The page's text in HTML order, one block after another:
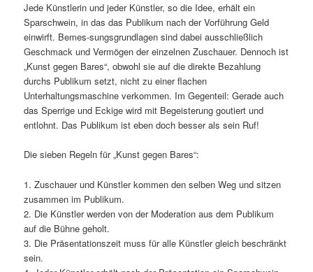
Jede Künstlerin und jeder Künstler, so die Idee, erhält ein
Sparschwein, in das das Publikum nach der Vorführung Geld
einwirft. Bemes-sungsgrundlagen sind dabei ausschließlich
Geschmack und Vermögen der einzelnen Zuschauer. Dennoch ist
„Kunst gegen Bares“, obwohl sie auf die direkte Bezahlung
durchs Publikum setzt, nicht zu einer flachen
Unterhaltungsmaschine verkommen. Im Gegenteil: Gerade auch
das Sperrige und Eckige wird mit Begeisterung goutiert und
entlohnt. Das Publikum ist eben doch besser als sein Ruf!
Die sieben Regeln für „Kunst gegen Bares“:
1. Zuschauer und Künstler kommen den selben Weg und sitzen
zusammen im Publikum.
2. Die Künstler werden von der Moderation aus dem Publikum
auf die Bühne geholt.
3. Die Präsentationszeit muss für alle Künstler gleich beschränkt
sein.